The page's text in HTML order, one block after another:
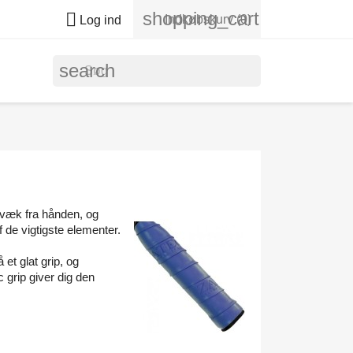
 Log ind shopping_cart
Indkøbskurv (0)
search
fra hånden, og
de vigtigste elementer.
et glat grip, og
grip giver dig den